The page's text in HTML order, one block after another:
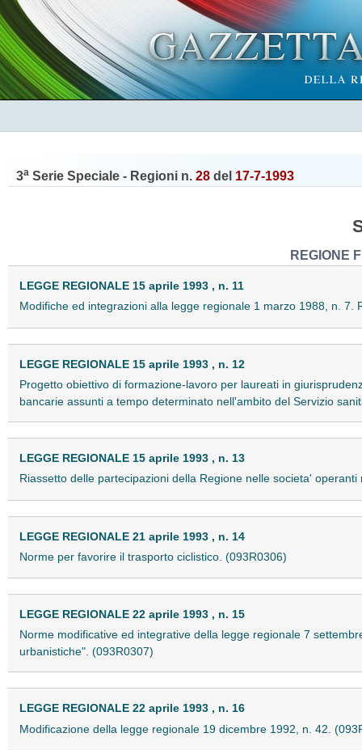
3a Serie Speciale - Regioni n. 28 del 17-7-1993
REGIONE
LEGGE REGIONALE 15 aprile 1993 , n. 11
Modifiche ed integrazioni alla legge regionale 1 marzo 1988, n.
LEGGE REGIONALE 15 aprile 1993 , n. 12
Progetto obiettivo di formazione-lavoro per laureati in
bancarie assunti a tempo determinato nell'ambito del Servizio
LEGGE REGIONALE 15 aprile 1993 , n. 13
Riassetto delle partecipazioni della Regione nelle societa'
LEGGE REGIONALE 21 aprile 1993 , n. 14
Norme per favorire il trasporto ciclistico. (093R0306)
LEGGE REGIONALE 22 aprile 1993 , n. 15
Norme modificative ed integrative della legge regionale 7
urbanistiche". (093R0307)
LEGGE REGIONALE 22 aprile 1993 , n. 16
Modificazione della legge regionale 19 dicembre 1992, n. 42.